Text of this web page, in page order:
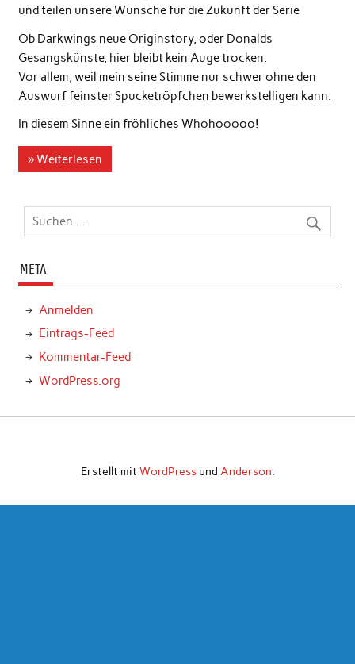
und teilen unsere Wünsche für die Zukunft der Serie
Ob Darkwings neue Originstory, oder Donalds
Gesangskünste, hier bleibt kein Auge trocken.
Vor allem, weil mein seine Stimme nur schwer ohne den
Auswurf feinster Spucketröpfchen bewerkstelligen kann.
In diesem Sinne ein fröhliches Whohooooo!
» Weiterlesen
META
Anmelden
Eintrags-Feed
Kommentar-Feed
WordPress.org
Erstellt mit WordPressund Anderson.